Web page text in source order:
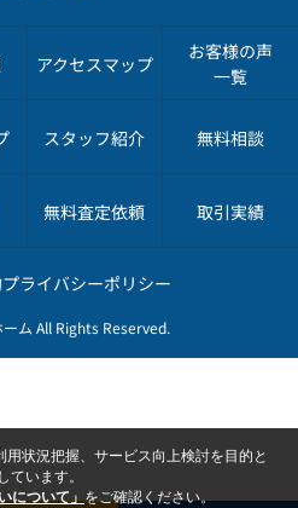
アクセスマップ
お客様の声
一覧
スタッフ紹介 無料相談
無料査定依頼 取引実績
プライバシーポリシー
ム All Rights Reserved.
状況把握、サービス向上検討を目的と
ています。
について」をご確認ください。